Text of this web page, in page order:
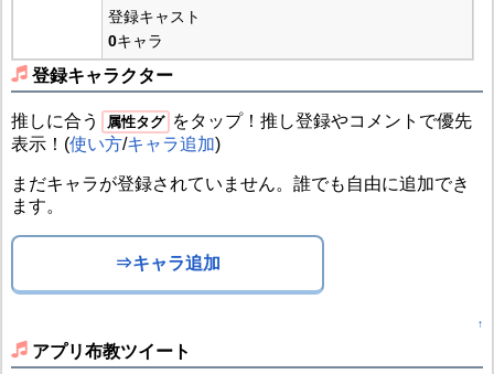
登録キャスト
0キャラ
登録キャラクター
推しに合う 属性タグ
をタップ！推し登録やコメントで優先
表示！(使い方/キャラ追加)
まだキャラが登録されていません。誰でも自由に追加でき
ます。
⇒キャラ追加
↑
アプリ布教ツイート